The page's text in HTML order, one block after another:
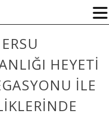
HEYETİ
İLE